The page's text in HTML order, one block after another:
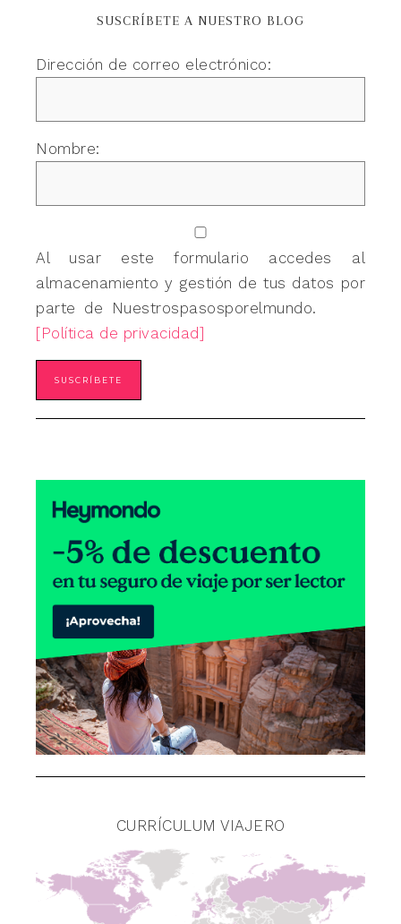
SUSCRÍBETE A NUESTRO BLOG
Dirección de correo electrónico:
Nombre:
Al usar este formulario accedes al
almacenamiento y gestión de tus datos por
parte de Nuestrospasosporelmundo.
[Política de privacidad]
CURRÍCULUM VIAJERO